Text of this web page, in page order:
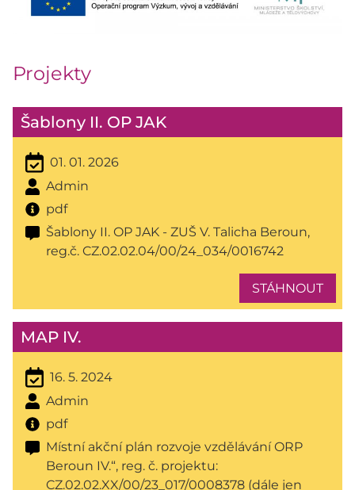
Projekty
Šablony II. OP JAK
01. 01. 2026
Admin
pdf
Šablony II. OP JAK - ZUŠ V. Talicha Beroun,
reg.č. CZ.02.02.04/00/24_034/0016742
STÁHNOUT
MAP IV.
16. 5. 2024
Admin
pdf
Místní akční plán rozvoje vzdělávání ORP
Beroun IV.“, reg. č. projektu:
CZ.02.02.XX/00/23_017/0008378 (dále jen